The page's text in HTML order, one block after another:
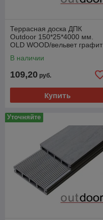
Террасная доска ДПК
Outdoor 150*25*4000 мм.
OLD WOOD/вельвет графит
В наличии
109,20 руб.
Купить
Уточняйте